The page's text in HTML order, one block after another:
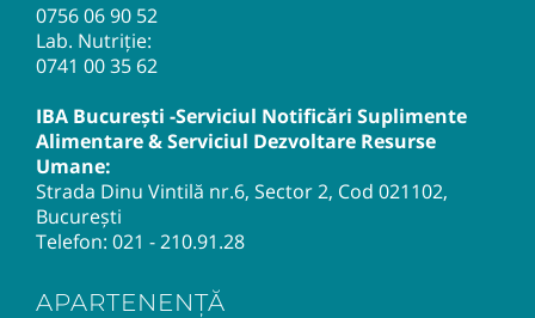
0756 06 90 52
Lab. Nutriție:
0741 00 35 62
IBA București -Serviciul Notificări Suplimente
Alimentare & Serviciul Dezvoltare Resurse
Umane:
Strada Dinu Vintilă nr.6, Sector 2, Cod 021102,
București
Telefon: 021 - 210.91.28
APARTENENȚĂ